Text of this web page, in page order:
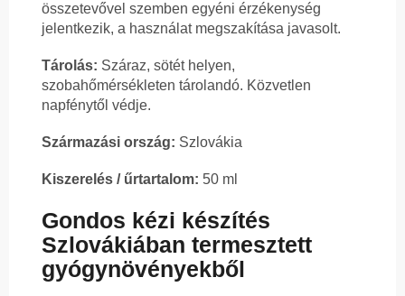
összetevővel szemben egyéni érzékenység
jelentkezik, a használat megszakítása javasolt.
Tárolás: Száraz, sötét helyen,
szobahőmérsékleten tárolandó. Közvetlen
napfénytől védje.
Származási ország: Szlovákia
Kiszerelés / űrtartalom: 50 ml
Gondos kézi készítés
Szlovákiában termesztett
gyógynövényekből